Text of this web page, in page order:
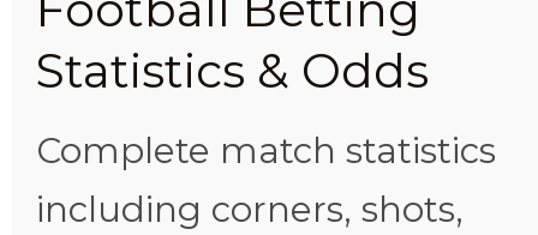
Statistics & Odds
Complete match statistics
including corners, shots,